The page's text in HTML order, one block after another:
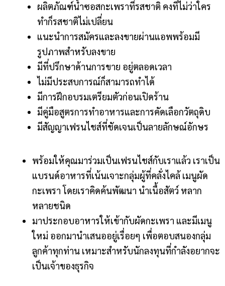
ผลิตภัณฑ์นํ้าซอสกะเพราที่รสชาติ คงที่ไม่ว่าใคร
ทําก็รสชาติไม่เปลี่ยน
แนะนำการสมัครและลงขายผ่านแอพพร้อมมี
รูปภาพสำหรับลงขาย
มีที่ปรึกษาด้านการขาย อยู่ตลอดเวลา
ไม่มีประสบการณ์ก็สามารถทําได้
มีการฝึกอบรมเตรียมตัวก่อนเปิดร้าน
มีคู่มือสูตรการทําอาหารและการคัดเลือกวัตถุดิบ
มีสัญญาเฟรนไชส์ที่ชัดเจนเป็นลายลักษณ์อักษร
พร้อมให้คุณมาร่วมเป็นเฟรนไชส์กับเราแล้ว เราเป็น
แบรนด์อาหารที่เน้นเจาะกลุ่มผู้ที่คลั่งไคล้ เมนูผัด
กะเพรา โดยเราคิดค้นพัฒนา นําเนื้อสัตว์ หลาก
หลายชนิด
มาประกอบอาหารให้เข้ากับผัดกะเพรา และมีเมนู
ใหม่ ออกมานําเสนออยู่เรื่อยๆ เพื่อตอบสนองกลุ่ม
ลูกค้าทุกท่าน เหมาะสําหรับนักลงทุนที่กําลังอยากจะ
เป็นเจ้าของธุรกิจ